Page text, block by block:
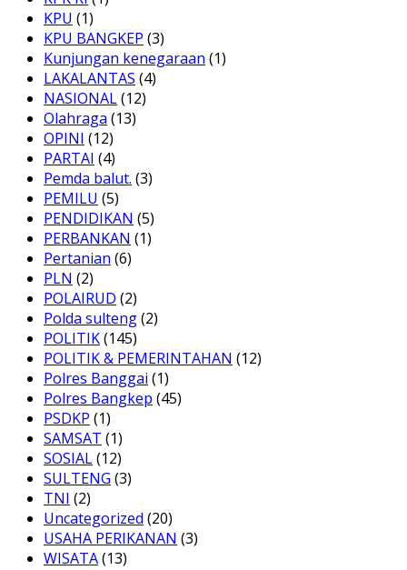
KPU (1)
KPU BANGKEP (3)
Kunjungan kenegaraan (1)
LAKALANTAS (4)
NASIONAL(12)
Olahraga (13)
OPINI (12)
PARTAI (4)
Pemda balut. (3)
PEMILU (5)
PENDIDIKAN (5)
PERBANKAN (1)
Pertanian (6)
PLN (2)
POLAIRUD (2)
Polda sulteng(2)
POLITIK(145)
POLITIK & PEMERINTAHAN (12)
Polres Banggai (1)
Polres Bangkep (45)
PSDKP (1)
SAMSAT (1)
SOSIAL(12)
SULTENG (3)
TNI (2)
Uncategorized (20)
USAHA PERIKANAN (3)
WISATA(13)